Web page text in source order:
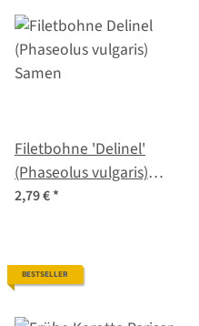
Filetbohne 'Delinel'
(Phaseolus vulgaris)
Samen
2,79 €*
BESTSELLER